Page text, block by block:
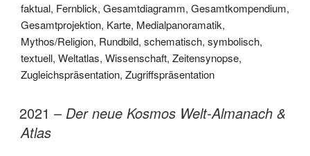
faktual, Fernblick, Gesamtdiagramm, Gesamtkompendium,
Gesamtprojektion, Karte, Medialpanoramatik,
Mythos/Religion, Rundbild, schematisch, symbolisch,
textuell, Weltatlas, Wissenschaft, Zeitensynopse,
Zugleichspräsentation, Zugriffspräsentation
2021 – Der neue Kosmos Welt-Almanach &
Atlas